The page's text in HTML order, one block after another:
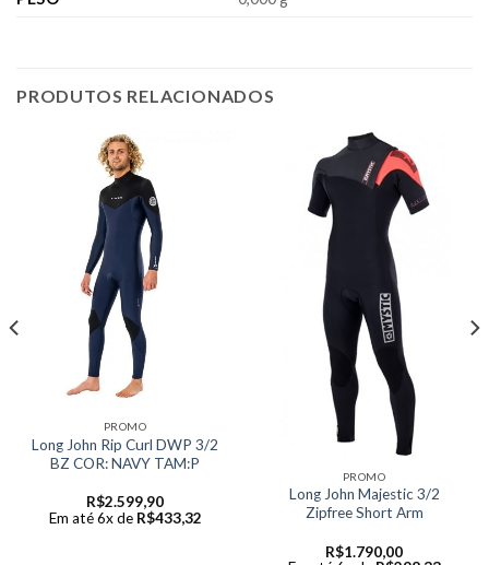
PRODUTOS RELACIONADOS
PROMO
Long John Rip Curl DWP 3/2
BZ COR: NAVY TAM:P
R$2.599,90
Em até 6x de R$433,32
PROMO
Long John Majestic 3/2
Zipfree Short Arm
R$1.790,00